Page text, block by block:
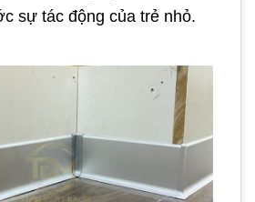
sự tác động của trẻ nhỏ.